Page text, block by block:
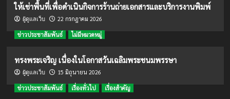
ให้เช่าพื้นที่เพื่อดำเนินกิจการร้านถ่ายเอกสารและบริการงานพิมพ์
ผู้ดูแลเว็บ 22 กรกฎาคม 2026
ข่าวประชาสัมพันธ์ ไม่มีหมวดหมู่
ทรงพระเจริญ เนื่องในโอกาสวันเฉลิมพระชนมพรรษา
ผู้ดูแลเว็บ 15 มิถุนายน 2026
ข่าวประชาสัมพันธ์ เรื่องทั่วไป เรื่องสำคัญ